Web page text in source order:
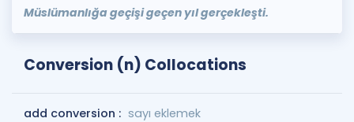
Müslümanlığa geçişi geçen yıl gerçekleşti.
Conversion (n) Collocations
add conversion : sayı eklemek